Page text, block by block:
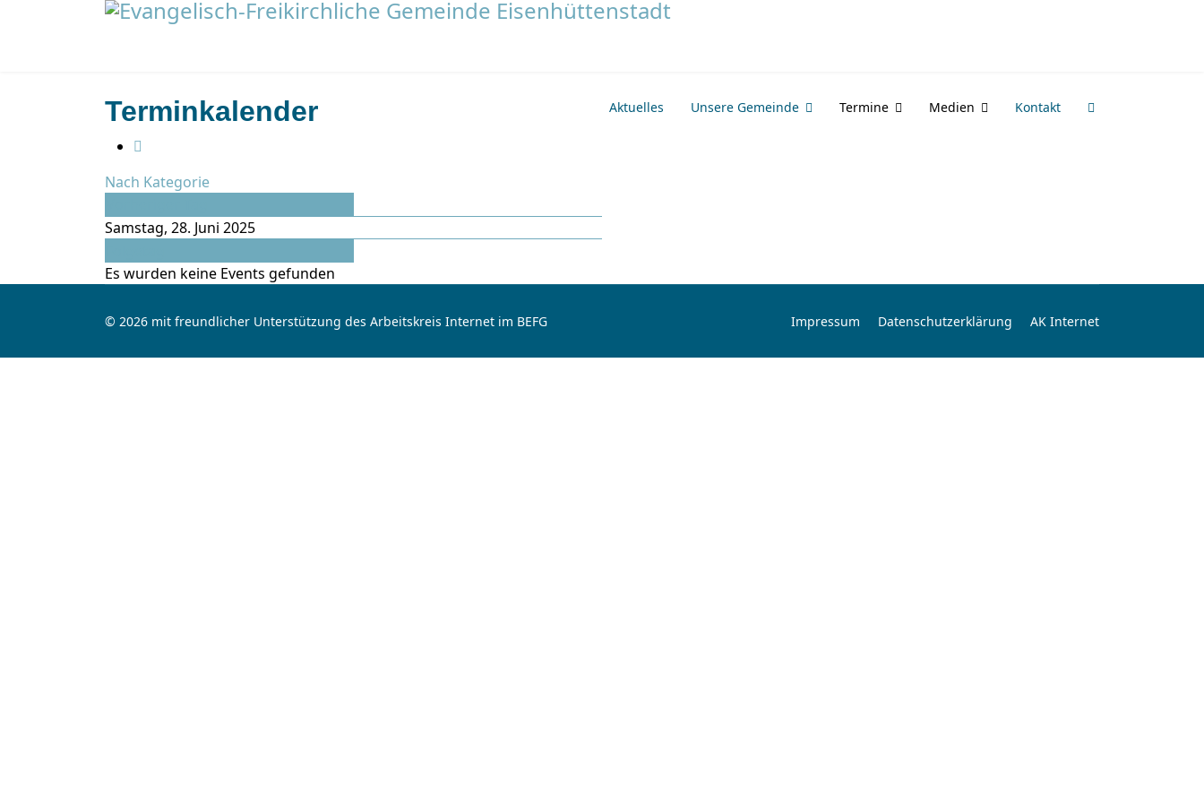
Aktuelles Unsere Gemeinde Termine Medien Kontakt
Terminkalender
Nach Kategorie
Samstag, 28. Juni 2025
Es wurden keine Events gefunden
© 2026 mit freundlicher Unterstützung des Arbeitskreis Internet im BEFG Impressum Datenschutzerklärung AK Internet